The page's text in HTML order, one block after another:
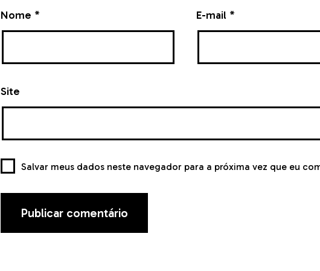
Nome * E-mail *
Site
Salvar meus dados neste navegador para a próxima vez que eu